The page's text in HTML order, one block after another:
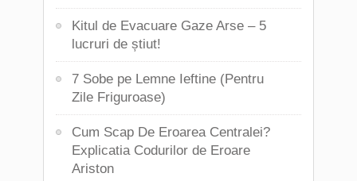
Kitul de Evacuare Gaze Arse – 5
lucruri de știut!
7 Sobe pe Lemne Ieftine (Pentru
Zile Friguroase)
Cum Scap De Eroarea Centralei?
Explicatia Codurilor de Eroare
Ariston